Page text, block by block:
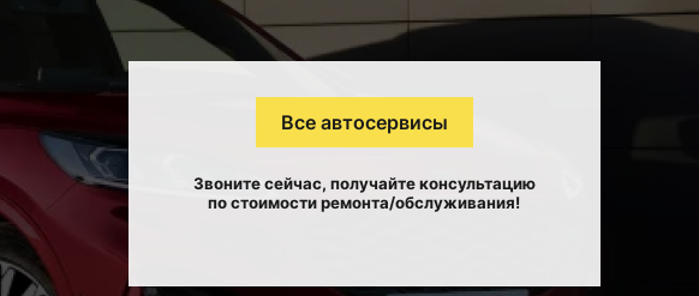
Все автосервисы
Звоните сейчас, получайте консультацию
по стоимости ремонта/обслуживания!